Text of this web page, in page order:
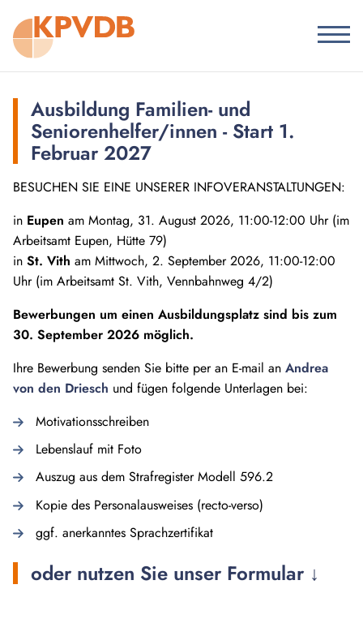
Ausbildung Familien- und
Seniorenhelfer/innen - Start 1.
Februar 2027
BESUCHEN SIE EINE UNSERER INFOVERANSTALTUNGEN:
in Eupen am Montag, 31. August 2026, 11:00-12:00 Uhr (im
Arbeitsamt Eupen, Hütte 79)
in St. Vith am Mittwoch, 2. September 2026, 11:00-12:00
Uhr (im Arbeitsamt St. Vith, Vennbahnweg 4/2)
Bewerbungen um einen Ausbildungsplatz sind bis zum
30. September 2026 möglich.
Ihre Bewerbung senden Sie bitte per an E-mail an Andrea
von den Driesch und fügen folgende Unterlagen bei:
Motivationsschreiben
Lebenslauf mit Foto
Auszug aus dem Strafregister Modell 596.2
Kopie des Personalausweises (recto-verso)
ggf. anerkanntes Sprachzertifikat
oder nutzen Sie unser Formular ↓